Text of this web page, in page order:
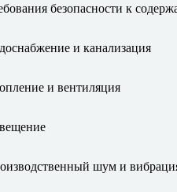
безопасности к
и канализация
и вентиляция
шум и